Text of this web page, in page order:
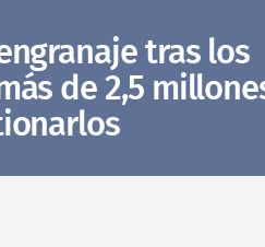
tras los
de 2,5